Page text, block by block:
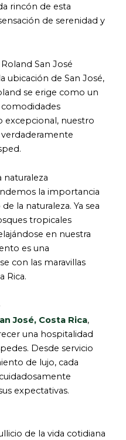
rincón de esta
de serenidad y
San José
ubicación de San José,
se erige como un
comodidades
excepcional, nuestro
naturaleza
la importancia
la naturaleza. Ya sea
tropicales
en nuestra
es una
con las maravillas
Rica.
José, Costa Rica,
una hospitalidad
Desde servicio
de lujo, cada
expectativas.
de la vida cotidiana